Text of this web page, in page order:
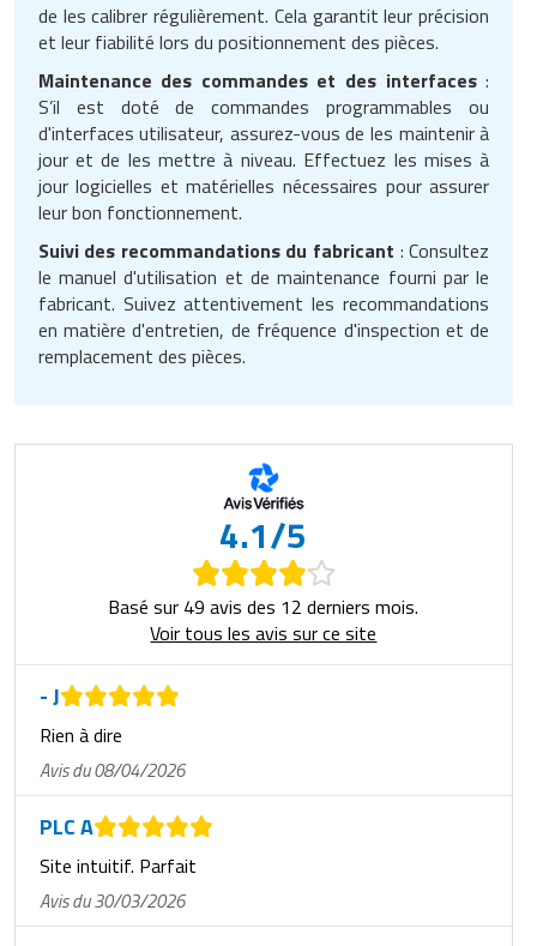
de les calibrer régulièrement. Cela garantit leur précision
et leur fiabilité lors du positionnement des pièces.
Maintenance des commandes et des interfaces:
S’il est doté de commandes programmables ou
d'interfaces utilisateur, assurez-vous de les maintenir à
jour et de les mettre à niveau. Effectuez les mises à
jour logicielles et matérielles nécessaires pour assurer
leur bon fonctionnement.
Suivi des recommandations du fabricant : Consultez
le manuel d'utilisation et de maintenance fourni par le
fabricant. Suivez attentivement les recommandations
en matière d'entretien, de fréquence d'inspection et de
remplacement des pièces.
4.1/5
Basé sur 49 avis des 12 derniers mois.
Voir tous les avis sur ce site
- J
Rien à dire
Avis du 08/04/2026
PLC A
Site intuitif. Parfait
Avis du 30/03/2026